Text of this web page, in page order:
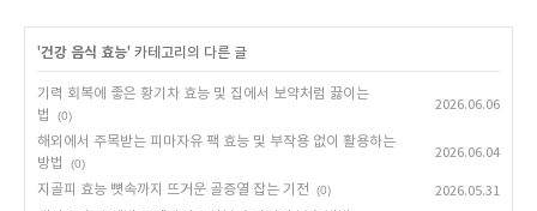
'건강 음식 효능' 카테고리의 다른 글
기력 회복에 좋은 황기차 효능 및 집에서 보약처럼 끓이는
법
(0)
2026.06.06
해외에서 주목받는 피마자유 팩 효능 및 부작용 없이 활용하는
방법
(0)
2026.06.04
지골피 효능 뼛속까지 뜨거운 골증열 잡는 기전 (0)
2026.05.31